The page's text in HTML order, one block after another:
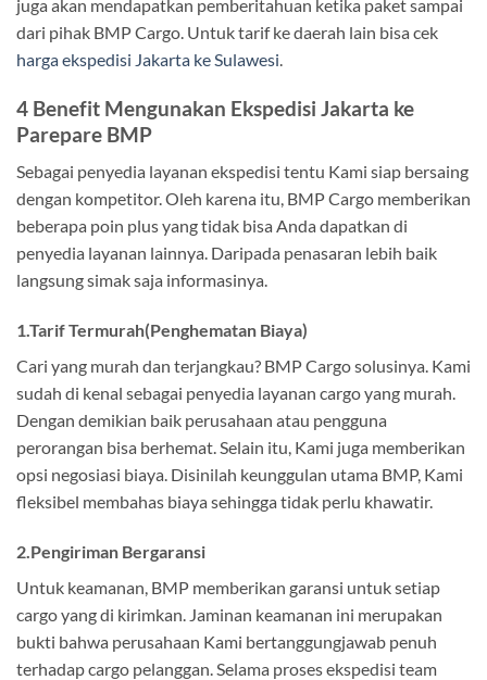
juga akan mendapatkan pemberitahuan ketika paket sampai
dari pihak BMP Cargo. Untuk tarif ke daerah lain bisa cek
harga ekspedisi Jakarta ke Sulawesi.
4 Benefit Mengunakan Ekspedisi Jakarta ke
Parepare BMP
Sebagai penyedia layanan ekspedisi tentu Kami siap bersaing
dengan kompetitor. Oleh karena itu, BMP Cargo memberikan
beberapa poin plus yang tidak bisa Anda dapatkan di
penyedia layanan lainnya. Daripada penasaran lebih baik
langsung simak saja informasinya.
1.Tarif Termurah(Penghematan Biaya)
Cari yang murah dan terjangkau? BMP Cargo solusinya. Kami
sudah di kenal sebagai penyedia layanan cargo yang murah.
Dengan demikian baik perusahaan atau pengguna
perorangan bisa berhemat. Selain itu, Kami juga memberikan
opsi negosiasi biaya. Disinilah keunggulan utama BMP, Kami
fleksibel membahas biaya sehingga tidak perlu khawatir.
2.Pengiriman Bergaransi
Untuk keamanan, BMP memberikan garansi untuk setiap
cargo yang di kirimkan. Jaminan keamanan ini merupakan
bukti bahwa perusahaan Kami bertanggungjawab penuh
terhadap cargo pelanggan. Selama proses ekspedisi team